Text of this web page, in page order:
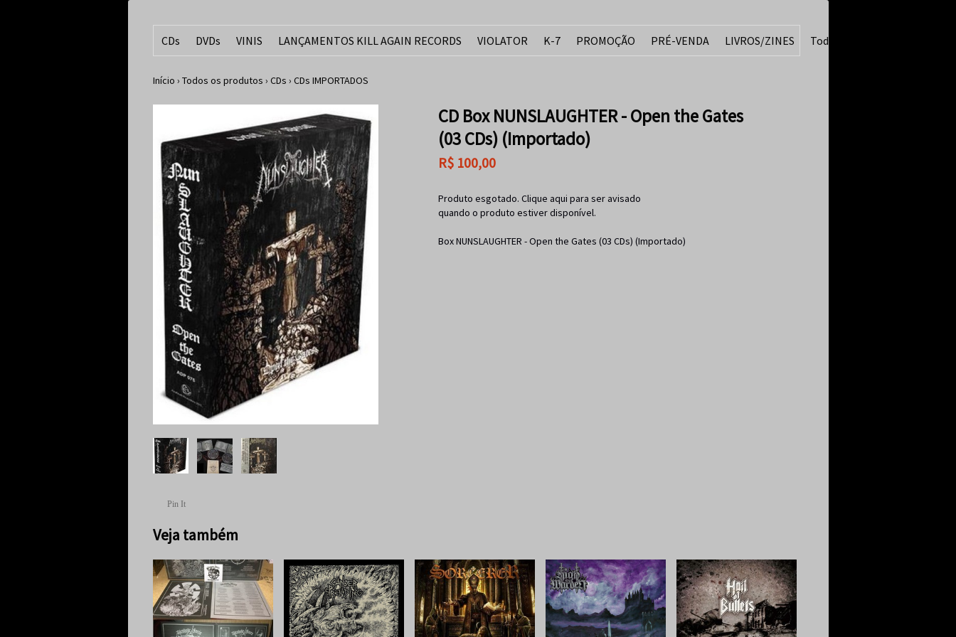
CDs DVDs VINIS LANÇAMENTOS KILL AGAIN RECORDS VIOLATOR K-7 PROMOÇÃO PRÉ-VENDA LIVROS/ZINES Todos
Início › Todos os produtos › CDs › CDs IMPORTADOS
Pin It
CD Box NUNSLAUGHTER - Open the Gates
(03 CDs) (Importado)
R$ 100,00
Produto esgotado. Clique aqui para ser avisado
quando o produto estiver disponível.
Box NUNSLAUGHTER - Open the Gates (03 CDs) (Importado)
Veja também